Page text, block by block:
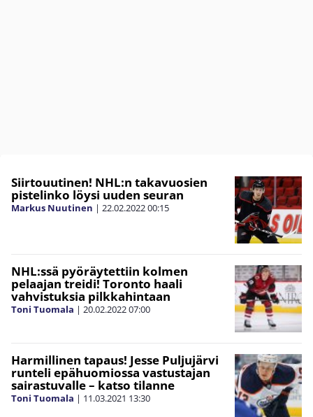
Siirtouutinen! NHL:n takavuosien
pistelinko löysi uuden seuran
Markus Nuutinen | 22.02.202200:15
NHL:ssä pyöräytettiin kolmen
pelaajan treidi! Toronto haali
vahvistuksia pilkkahintaan
Toni Tuomala | 20.02.202207:00
Harmillinen tapaus! Jesse Puljujärvi
runteli epähuomiossa vastustajan
sairastuvalle – katso tilanne
Toni Tuomala | 11.03.2021 13:30